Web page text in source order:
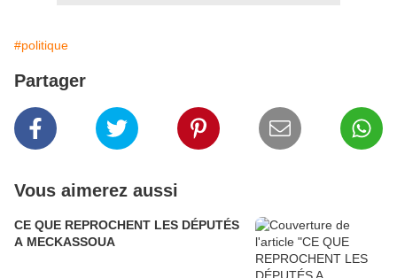
#politique
Partager
Vous aimerez aussi
CE QUE REPROCHENT LES DÉPUTÉS
A MECKASSOUA